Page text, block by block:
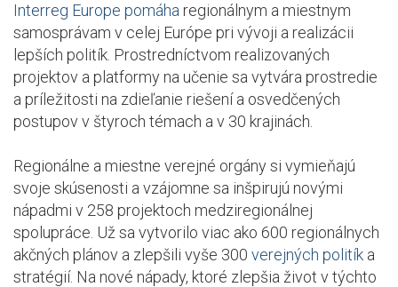
Interreg Europe pomáha regionálnym a miestnym
samosprávam v celej Európe pri vývoji a realizácii
lepších politík. Prostredníctvom realizovaných
projektov a platformy na učenie sa vytvára prostredie
a príležitosti na zdieľanie riešení a osvedčených
postupov v štyroch témach a v 30 krajinách.
Regionálne a miestne verejné orgány si vymieňajú
svoje skúsenosti a vzájomne sa inšpirujú novými
nápadmi v 258 projektoch medziregionálnej
spolupráce. Už sa vytvorilo viac ako 600 regionálnych
akčných plánov a zlepšili vyše 300 verejných politík a
stratégií. Na nové nápady, ktoré zlepšia život v týchto